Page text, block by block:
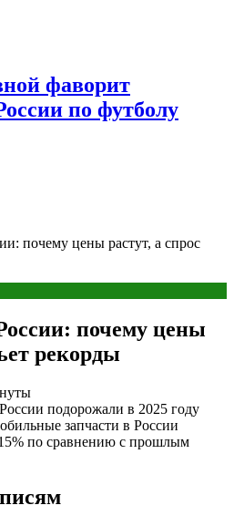
фаворит
по футболу
почему цены растут, а спрос
почему цены
рекорды
подорожали в 2025 году
запчасти в России
по сравнению с прошлым